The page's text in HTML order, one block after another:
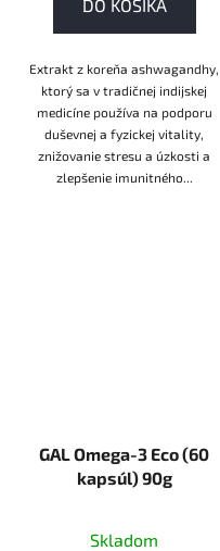
DO KOŠÍKA
Extrakt z koreňa ashwagandhy,
ktorý sa v tradičnej indijskej
medicíne používa na podporu
duševnej a fyzickej vitality,
znižovanie stresu a úzkosti a
zlepšenie imunitného...
GAL Omega-3 Eco (60
kapsúl) 90g
Skladom